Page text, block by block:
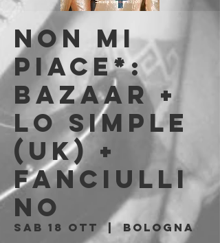
NON MI
PIACE*:
BAZAAR +
Lo Simple
(UK) +
Fanciulli
no
sab 18 ott
  |
Bologna